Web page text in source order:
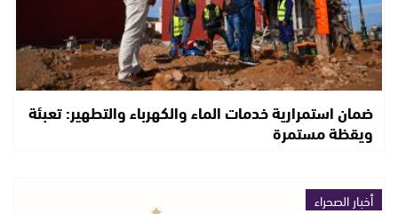
ضمان استمرارية خدمات الماء والكهرباء والتطهير: تعبئة
ويقظة مستمرة
أخبار الصحراء